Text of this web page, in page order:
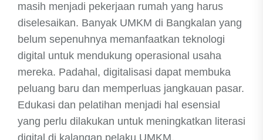
masih menjadi pekerjaan rumah yang harus
diselesaikan. Banyak UMKM di Bangkalan yang
belum sepenuhnya memanfaatkan teknologi
digital untuk mendukung operasional usaha
mereka. Padahal, digitalisasi dapat membuka
peluang baru dan memperluas jangkauan pasar.
Edukasi dan pelatihan menjadi hal esensial
yang perlu dilakukan untuk meningkatkan literasi
digital di kalangan pelaku UMKM.